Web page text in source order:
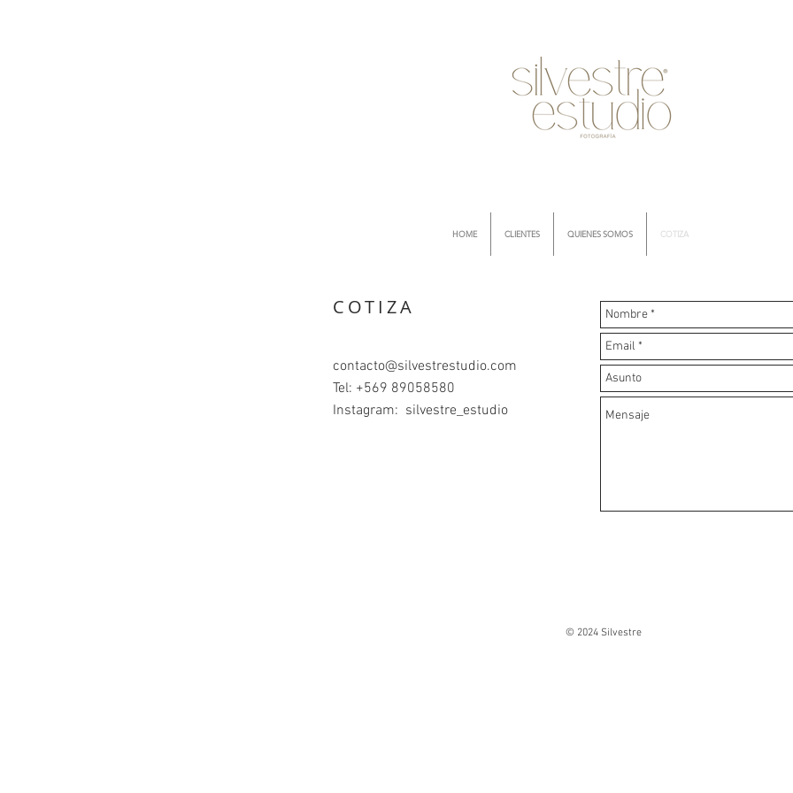
HOME CLIENTES QUIENES SOMOS COTIZA
COTIZA
contacto@silvestrestudio.com
Tel: +569 89058580
Instagram: silvestre_estudio
© 2024 Silvestre